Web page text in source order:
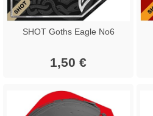
SHOT Goths Eagle No6
1,50 €